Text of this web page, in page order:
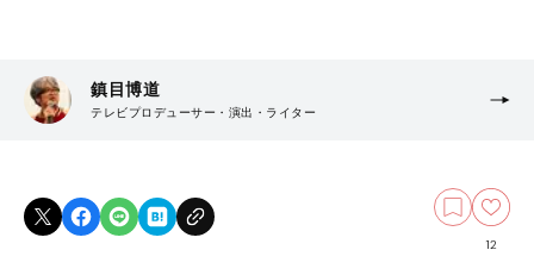
鎮目博道
テレビプロデューサー・演出・ライター
12